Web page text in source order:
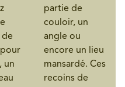
de
un
partie de
couloir, un
angle ou
encore un lieu
mansardé. Ces
recoins de